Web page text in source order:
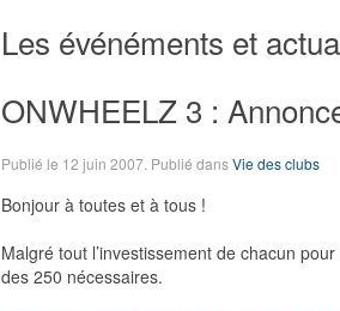
Les événéments et
ONWHEELZ 3 :
Publié le 12 juin 2007 . Publié dansVie des clubs
Bonjour à toutes et à tous !
Malgré tout l’investissement de chacun
des 250 nécessaires.